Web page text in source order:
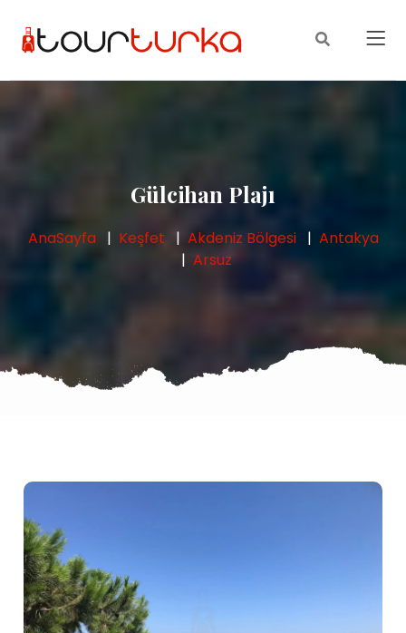
Gülcihan Plajı
AnaSayfa Keşfet Akdeniz Bölgesi
Antakya
Arsuz